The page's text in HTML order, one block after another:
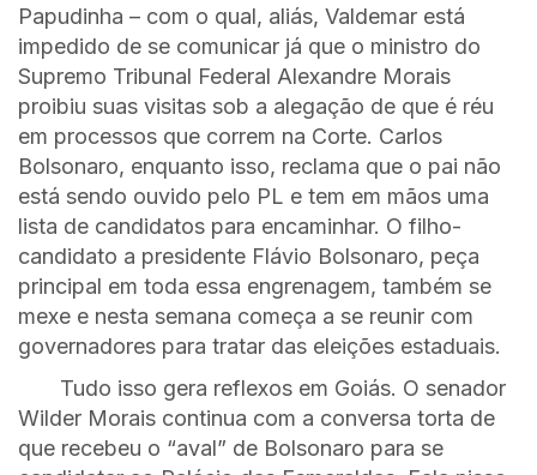
Papudinha – com o qual, aliás, Valdemar está
impedido de se comunicar já que o ministro do
Supremo Tribunal Federal Alexandre Morais
proibiu suas visitas sob a alegação de que é réu
em processos que correm na Corte. Carlos
Bolsonaro, enquanto isso, reclama que o pai não
está sendo ouvido pelo PL e tem em mãos uma
lista de candidatos para encaminhar. O filho-
candidato a presidente Flávio Bolsonaro, peça
principal em toda essa engrenagem, também se
mexe e nesta semana começa a se reunir com
governadores para tratar das eleições estaduais.
Tudo isso gera reflexos em Goiás. O senador
Wilder Morais continua com a conversa torta de
que recebeu o “aval” de Bolsonaro para se